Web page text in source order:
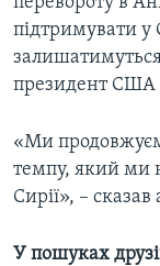
підтримувати
президент США
«Ми
темпу, який ми
Сирії», –
У пошуках